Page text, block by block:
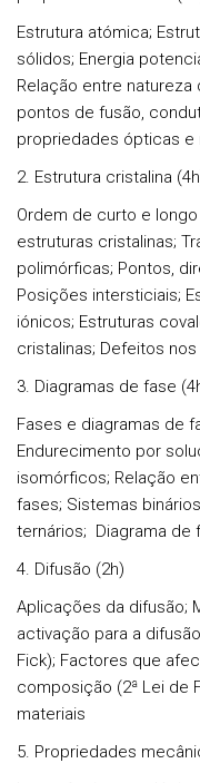
Estrutura atómica;
sólidos; Energia
Relação entre
pontos de fusão,
propriedades ópticas e
2. Estrutura cristalina
Ordem de curto e
estruturas cristalinas;
polimórficas; Pontos,
Posições intersticiais;
iónicos; Estruturas
cristalinas; Defeitos
3. Diagramas de fase
Fases e diagramas de
Endurecimento por
isomórficos; Relação
fases; Sistemas
ternários; Diagrama de
4. Difusão (2h)
Aplicações da difusão;
activação para a
Fick); Factores que
composição (2ª Lei de
materiais
5. Propriedades